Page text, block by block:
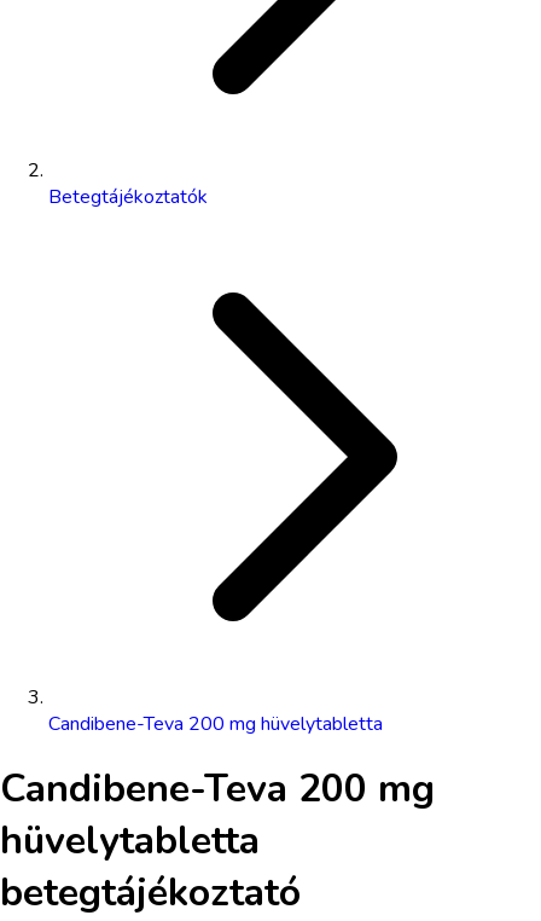
Betegtájékoztatók
Candibene-Teva 200 mg hüvelytabletta
Candibene-Teva 200 mg
hüvelytabletta
betegtájékoztató